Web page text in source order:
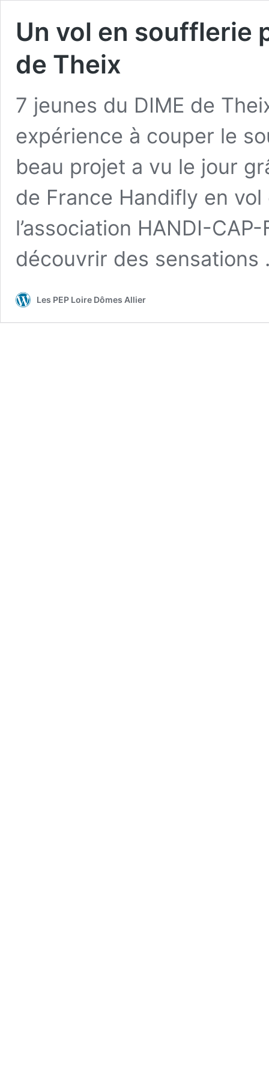
Un vol en soufflerie
de Theix
7 jeunes du DIME de
expérience à couper le
beau projet a vu le jour
de France Handifly en
l’association HANDI-
découvrir des
Les PEP Loire Dômes Allier